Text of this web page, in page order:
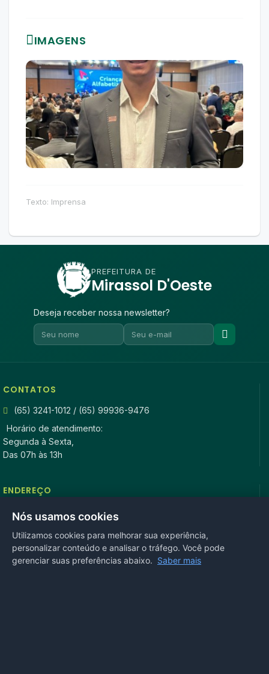
IMAGENS
Texto: Imprensa
PREFEITURA DE
Mirassol D'Oeste
Deseja receber nossa newsletter?
CONTATOS
(65) 3241-1012 / (65) 99936-9476
Horário de atendimento:
Segunda à Sexta,
Das 07h às 13h
ENDEREÇO
Rua Antonio Tavares, n° 3310, Centro CEP: 78.280-000 -
Mirassol D’Oeste, MT
REDES SOCIAIS
Nós usamos cookies
Utilizamos cookies para melhorar sua experiência,
personalizar conteúdo e analisar o tráfego. Você pode
gerenciar suas preferências abaixo. Saber mais